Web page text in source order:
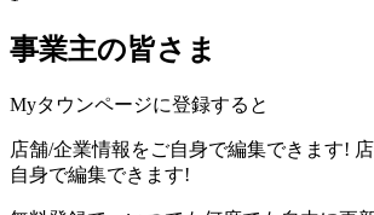
事業主の皆さま
Myタウンページに登録すると
店舗/企業情報をご自身で編集できます!
自身で編集できます!